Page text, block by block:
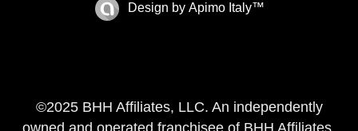
Design by Apimo Italy™
©2025 BHH Affiliates, LLC. An independently
owned and operated franchisee of BHH Affiliates,